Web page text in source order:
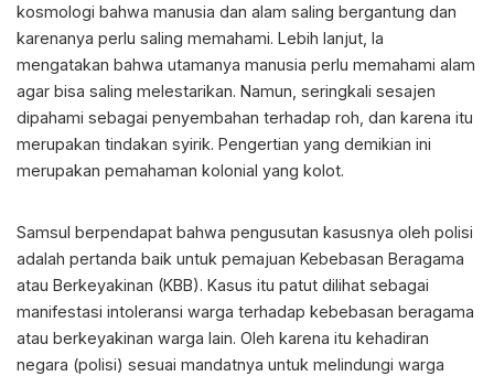
kosmologi bahwa manusia dan alam saling bergantung dan
karenanya perlu saling memahami. Lebih lanjut, Ia
mengatakan bahwa utamanya manusia perlu memahami alam
agar bisa saling melestarikan. Namun, seringkali sesajen
dipahami sebagai penyembahan terhadap roh, dan karena itu
merupakan tindakan syirik. Pengertian yang demikian ini
merupakan pemahaman kolonial yang kolot.
Samsul berpendapat bahwa pengusutan kasusnya oleh polisi
adalah pertanda baik untuk pemajuan Kebebasan Beragama
atau Berkeyakinan (KBB). Kasus itu patut dilihat sebagai
manifestasi intoleransi warga terhadap kebebasan beragama
atau berkeyakinan warga lain. Oleh karena itu kehadiran
negara (polisi) sesuai mandatnya untuk melindungi warga